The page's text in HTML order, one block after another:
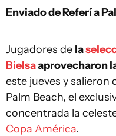
Enviado de Referí a
Jugadores de la
Bielsaaprovecharon
este jueves y salieron
Palm Beach, el
concentrada la
Copa América.